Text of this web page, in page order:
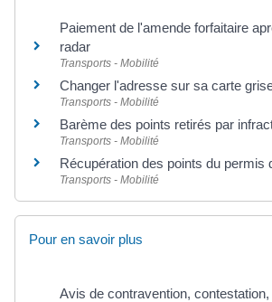
Paiement de l'amende forfaitaire
radar
Transports - Mobilité
Changer l'adresse sur sa carte
Transports - Mobilité
Barème des points retirés par
Transports - Mobilité
Récupération des points du permis
Transports - Mobilité
Pour en savoir plus
Avis de contravention,